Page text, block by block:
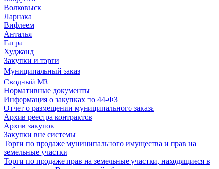
Волковыск
Ларнака
Вифлеем
Анталья
Гагра
Худжанд
Закупки и торги
Муниципальный заказ
Сводный МЗ
Нормативные документы
Информация о закупках по 44-ФЗ
Отчет о размещении муниципального заказа
Архив реестра контрактов
Архив закупок
Закупки вне системы
Торги по продаже муниципального имущества и прав на
земельные участки
Торги по продаже прав на земельные участки, находящиеся в